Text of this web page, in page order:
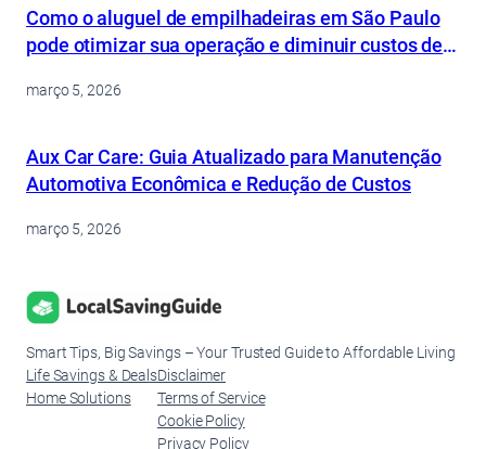
Como o aluguel de empilhadeiras em São Paulo
pode otimizar sua operação e diminuir custos de
março 5, 2026
Aux Car Care: Guia Atualizado para Manutenção
Automotiva Econômica e Redução de Custos
março 5, 2026
Smart Tips, Big Savings – Your Trusted Guide to Affordable Living
Life Savings & Deals
Home Solutions
Disclaimer
Terms of Service
Cookie Policy
Privacy Policy